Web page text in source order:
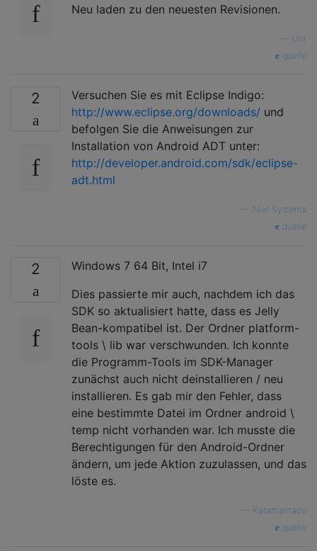
Neu laden zu den neuesten Revisionen.
Uhr
quelle
2
Versuchen Sie es mit Eclipse Indigo:
http://www.eclipse.org/downloads/ und
befolgen Sie die Anweisungen zur
Installation von Android ADT unter:
http://developer.android.com/sdk/eclipse-
adt.html
Nixr Systems
quelle
2
Windows 7 64 Bit, Intel i7
Dies passierte mir auch, nachdem ich das
SDK so aktualisiert hatte, dass es Jelly
Bean-kompatibel ist. Der Ordner platform-
tools \ lib war verschwunden. Ich konnte
die Programm-Tools im SDK-Manager
zunächst auch nicht deinstallieren / neu
installieren. Es gab mir den Fehler, dass
eine bestimmte Datei im Ordner android \
temp nicht vorhanden war. Ich musste die
Berechtigungen für den Android-Ordner
ändern, um jede Aktion zuzulassen, und das
löste es.
Katamaritaco
quelle